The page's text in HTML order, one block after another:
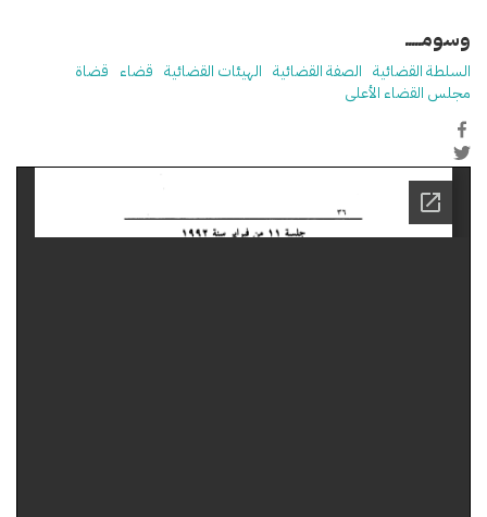
وسومـــــ
السلطة القضائية الصفة القضائية الهيئات القضائية قضاء قضاة
مجلس القضاء الأعلى